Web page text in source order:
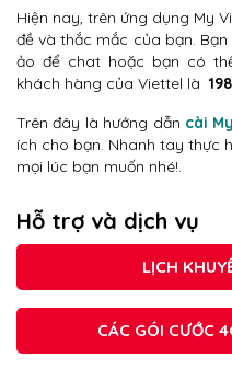
Hiện nay, trên ứng dụng My
đề và thắc mắc của bạn.
ảo để chat hoặc bạn có
khách hàng của Viettel là
Trên đây là hướng dẫn cài
ích cho bạn. Nhanh tay thực
mọi lúc bạn muốn nhé!.
Hỗ trợ và dịch vụ
LỊCH
CÁC GÓI CƯỚC